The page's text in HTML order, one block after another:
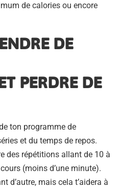
de calories ou encore
DE
PERDRE DE
ton programme de
et du temps de repos.
des répétitions allant de 10 à
(moins d’une minute).
d’autre, mais cela t’aidera à